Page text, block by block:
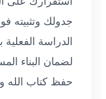
جدولك وتثبيته
الدراسة
لضمان البناء
حفظ كتاب الله